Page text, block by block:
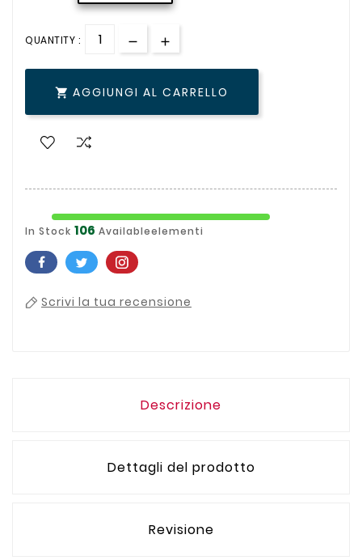
QUANTITY :
 AGGIUNGI AL CARRELLO
In Stock 106 Availableelementi
Scrivi la tua recensione
Descrizione
Dettagli del prodotto
Revisione